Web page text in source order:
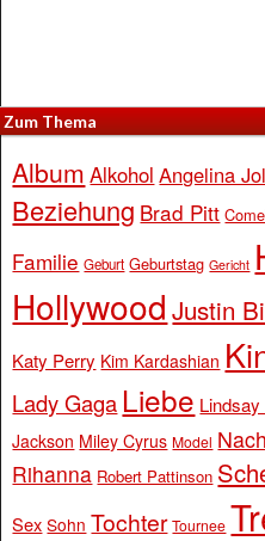
Zum Thema
Album Alkohol Angelina
Beziehung Brad Pitt
Familie Geburt Geburtstag Gericht
Hollywood Justin
Katy Perry Kim Kardashian
Lady Gaga Liebe
Jackson Miley Cyrus Model
Rihanna Robert Pattinson
Sex Sohn Tochter Tournee